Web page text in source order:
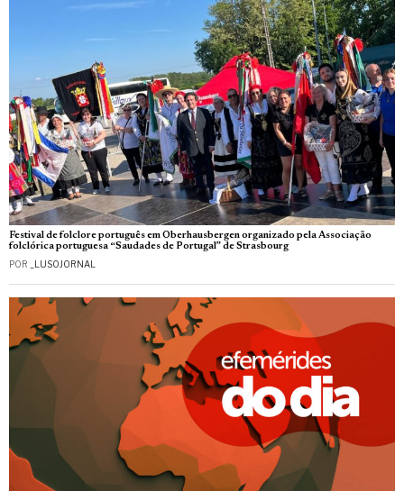
Festival de folclore português em Oberhausbergen organizado pela Associação
folclórica portuguesa “Saudades de Portugal” de Strasbourg
POR _LUSOJORNAL